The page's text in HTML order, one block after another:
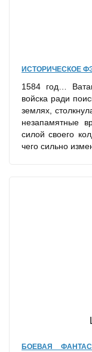
ИСТОРИЧЕСКОЕ
1584 год…
войска ради
землях,
незапамятные
силой своего
чего сильно
БОЕВАЯ